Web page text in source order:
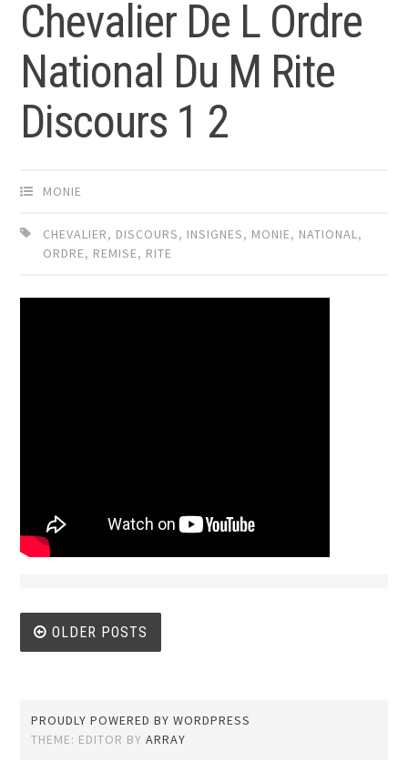
Chevalier De L Ordre
National Du M Rite
Discours 1 2
MONIE
CHEVALIER, DISCOURS, INSIGNES, MONIE, NATIONAL,
ORDRE, REMISE, RITE
Posts navigation
OLDER POSTS
PROUDLY POWERED BY WORDPRESS
THEME: EDITOR BYARRAY